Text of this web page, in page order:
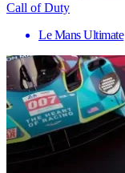
Call of Duty
Le Mans Ultimate